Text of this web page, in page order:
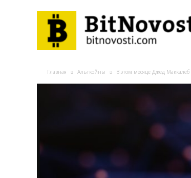
Главная Альткойны B этoм мecяцe Джeд